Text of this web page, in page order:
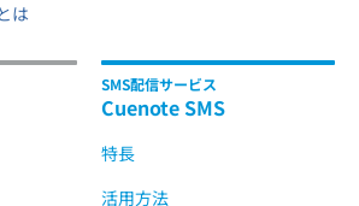
は
SMS配信サービス
Cuenote SMS
特長
活用方法